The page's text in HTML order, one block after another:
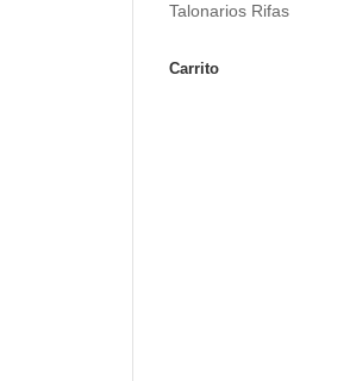
Talonarios Rifas
Carrito